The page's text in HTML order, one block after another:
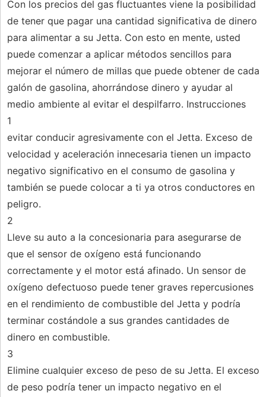
Con los precios del gas fluctuantes viene la posibilidad
de tener que pagar una cantidad significativa de dinero
para alimentar a su Jetta. Con esto en mente, usted
puede comenzar a aplicar métodos sencillos para
mejorar el número de millas que puede obtener de cada
galón de gasolina, ahorrándose dinero y ayudar al
medio ambiente al evitar el despilfarro. Instrucciones
1
evitar conducir agresivamente con el Jetta. Exceso de
velocidad y aceleración innecesaria tienen un impacto
negativo significativo en el consumo de gasolina y
también se puede colocar a ti ya otros conductores en
peligro.
2
Lleve su auto a la concesionaria para asegurarse de
que el sensor de oxígeno está funcionando
correctamente y el motor está afinado. Un sensor de
oxígeno defectuoso puede tener graves repercusiones
en el rendimiento de combustible del Jetta y podría
terminar costándole a sus grandes cantidades de
dinero en combustible.
3
Elimine cualquier exceso de peso de su Jetta. El exceso
de peso podría tener un impacto negativo en el